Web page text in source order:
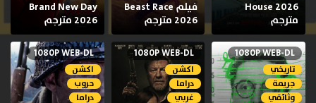
House 2026
مترجم
فيلم Beast Race
2026 مترجم
Brand New Day
2026 مترجم
1080P WEB-DL
تاريخي
جريمة
وثائقي
1080P WEB-DL
اكشن
دراما
غربي
1080P WEB-DL
اكشن
حروب
دراما